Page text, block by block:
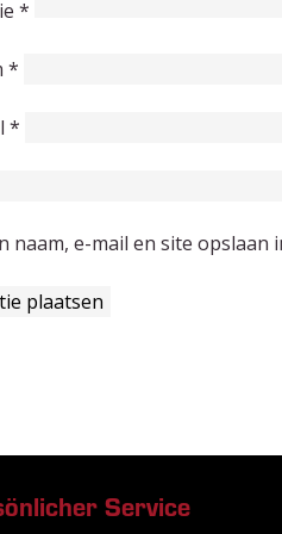
*
*
*
naam, e-mail en site opslaan
Service